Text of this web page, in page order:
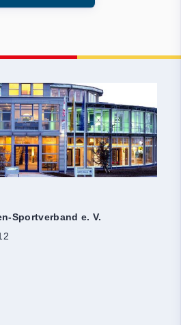
Sportverband e. V.